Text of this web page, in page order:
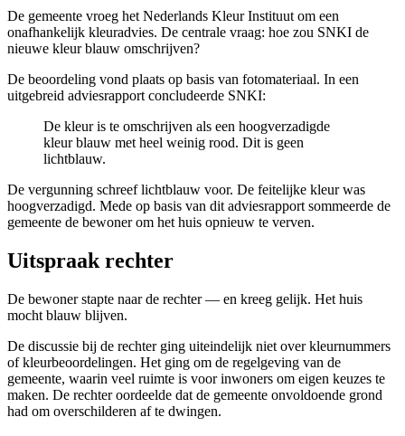
De gemeente vroeg het Nederlands Kleur Instituut om een
onafhankelijk kleuradvies. De centrale vraag: hoe zou SNKI de
nieuwe kleur blauw omschrijven?
De beoordeling vond plaats op basis van fotomateriaal. In een
uitgebreid adviesrapport concludeerde SNKI:
De kleur is te omschrijven als een hoogverzadigde
kleur blauw met heel weinig rood. Dit is geen
lichtblauw.
De vergunning schreef lichtblauw voor. De feitelijke kleur was
hoogverzadigd. Mede op basis van dit adviesrapport sommeerde de
gemeente de bewoner om het huis opnieuw te verven.
Uitspraak rechter
De bewoner stapte naar de rechter — en kreeg gelijk. Het huis
mocht blauw blijven.
De discussie bij de rechter ging uiteindelijk niet over kleurnummers
of kleurbeoordelingen. Het ging om de regelgeving van de
gemeente, waarin veel ruimte is voor inwoners om eigen keuzes te
maken. De rechter oordeelde dat de gemeente onvoldoende grond
had om overschilderen af te dwingen.